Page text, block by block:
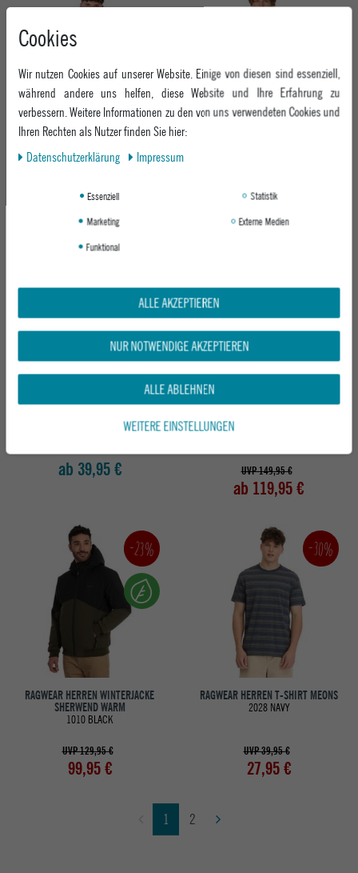
RAGWEAR HERREN T-SHIRT SAGGE
SLUB
ab 39,95 € UVP 149,95 €
ab 119,95 €
-23%
RAGWEAR HERREN WINTERJACKE
SHERWEND WARM
1010 BLACK
UVP 129,95 €
99,95 €
-30%
RAGWEAR HERREN T-SHIRT MEONS
2028 NAVY
UVP 39,95 €
27,95 €
1 2
Cookies
Wir nutzen Cookies auf unserer Website. Einige von diesen sind essenziell,
während andere uns helfen, diese Website und Ihre Erfahrung zu
verbessern. Weitere Informationen zu den von uns verwendeten Cookies und
Ihren Rechten als Nutzer finden Sie hier:
Daten­schutz­erklärung
Impressum
Essenziell
Statistik
Marketing
Externe Medien
Funktional
ALLE AKZEPTIEREN
NUR NOTWENDIGE AKZEPTIEREN
ALLE ABLEHNEN
WEITERE EINSTELLUNGEN